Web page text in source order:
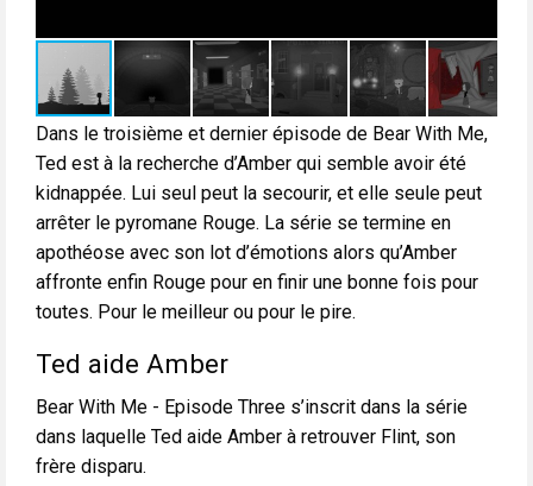
Dans le troisième et dernier épisode de Bear With Me,
Ted est à la recherche d’Amber qui semble avoir été
kidnappée. Lui seul peut la secourir, et elle seule peut
arrêter le pyromane Rouge. La série se termine en
apothéose avec son lot d’émotions alors qu’Amber
affronte enfin Rouge pour en finir une bonne fois pour
toutes. Pour le meilleur ou pour le pire.
Ted aide Amber
Bear With Me - Episode Three s’inscrit dans la série
dans laquelle Ted aide Amber à retrouver Flint, son
frère disparu.